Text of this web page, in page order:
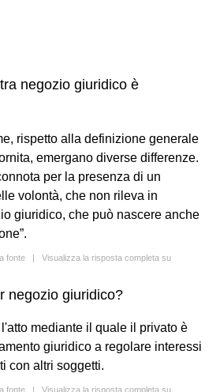
negozio giuridico è
rispetto alla definizione generale
emergano diverse differenze.
per la presenza di un
volontà, che non rileva in
giuridico, che può nascere anche
fonte | Visualizza la risposta completa su
negozio giuridico?
l'atto mediante il quale il privato è
giuridico a regolare interessi
con altri soggetti.
fonte | Visualizza la risposta completa su